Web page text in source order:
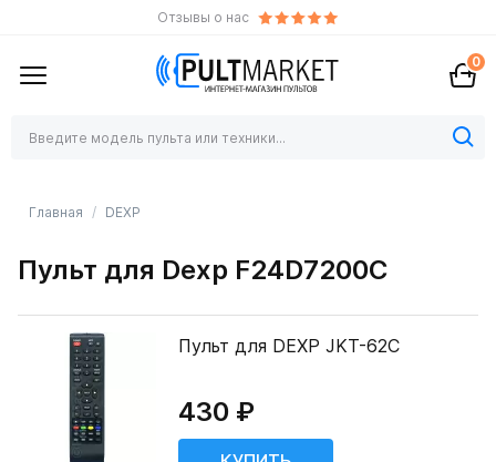
Отзывы о нас
0
Главная DEXP
Пульт для Dexp F24D7200C
Пульт для DEXP JKT-62C
430 ₽